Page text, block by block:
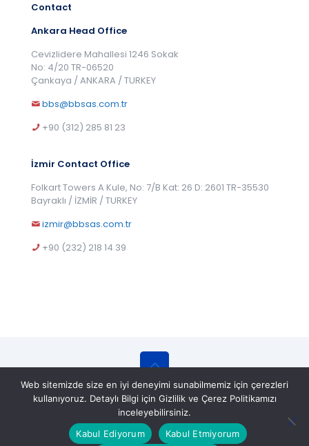
Contact
Ankara Head Office
Cevizlidere Mahallesi 1246 Sokak
No: 4/20 TR-06520
Çankaya / ANKARA / TURKEY
bbs@bbsas.com.tr
+90 (312) 285 81 23
İzmir Contact Office
Folkart Towers A Kule, No: 7/B Kat: 26 D: 2601 TR-35530
Bayraklı / İZMİR / TURKEY
izmir@bbsas.com.tr
+90 (232) 218 14 39
© 2025 BBS Belgelendirme Eğitim ve Gözetim
Hizmetleri A.Ş. All Rights Reserved.
Web sitemizde size en iyi deneyimi sunabilmemiz için çerezleri
kullanıyoruz. Detaylı Bilgi için Gizlilik ve Çerez Politikamızı
inceleyebilirsiniz.
Kabul Ediyorum
Kabul Etmiyorum